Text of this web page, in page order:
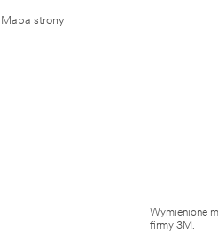
Mapa strony
Wymienione
firmy 3M.